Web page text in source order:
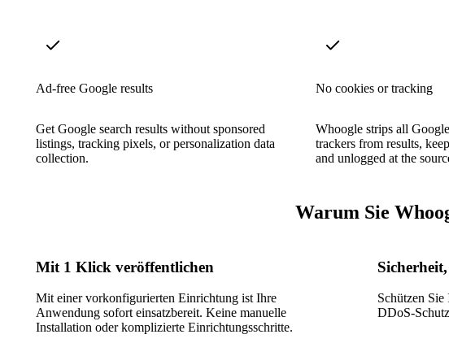
Ad-free Google results
Get Google search results without sponsored
listings, tracking pixels, or personalization data
collection.
No cookies or tracking
Whoogle strips all
trackers from results,
and unlogged at the
Warum Sie
Mit 1 Klick veröffentlichen
Mit einer vorkonfigurierten Einrichtung ist Ihre
Anwendung sofort einsatzbereit. Keine manuelle
Installation oder komplizierte Einrichtungsschritte.
Schützen
DDoS-